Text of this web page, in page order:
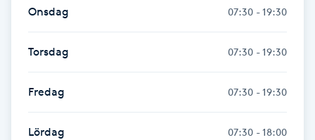
Gellack med förstärkning
Gravidmassage
Gravidyoga
Onsdag 07:30 - 19:30
Torsdag 07:30 - 19:30
Fredag 07:30 - 19:30
Lördag 07:30 - 18:00